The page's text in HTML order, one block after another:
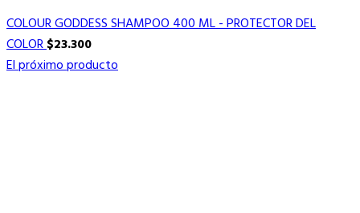
COLOUR GODDESS SHAMPOO 400 ML - PROTECTOR DEL
COLOR$23.300
El próximo producto